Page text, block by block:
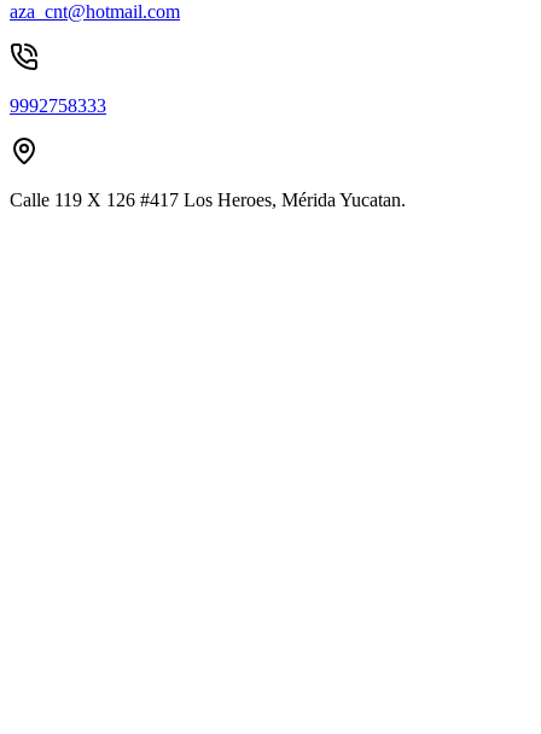
aza_cnt@hotmail.com
9992758333
Calle 119 X 126 #417 Los Heroes, Mérida Yucatan.